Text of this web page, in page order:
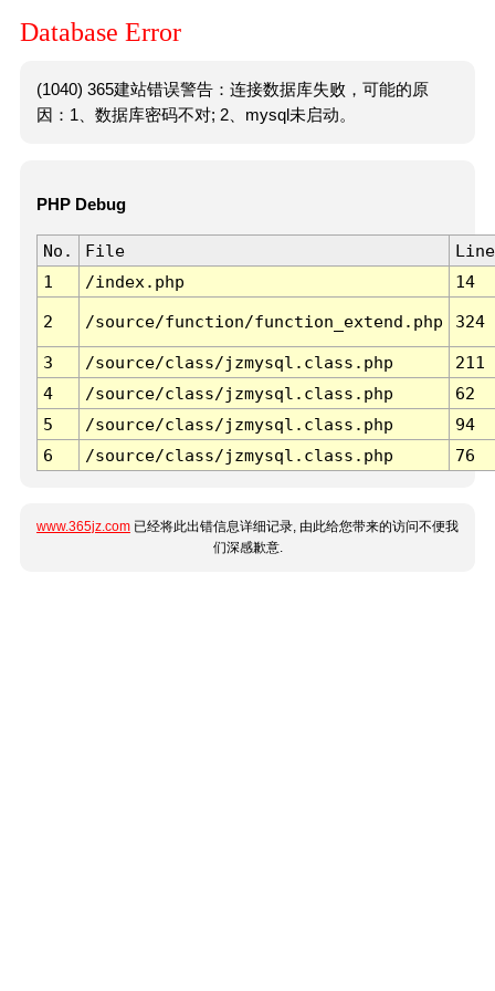
Database Error
(1040) 365建站错误警告：连接数据库失败，可能的原
因：1、数据库密码不对; 2、mysql未启动。
PHP Debug
No. File
Line
1
/index.php 14
2 /source/function/function_extend.php 324
3 /source/class/jzmysql.class.php
211
4
/source/class/jzmysql.class.php
62
5
/source/class/jzmysql.class.php
94
6
/source/class/jzmysql.class.php 76
www.365jz.com 已经将此出错信息详细记录, 由此给您带来的访问不便我
们深感歉意.